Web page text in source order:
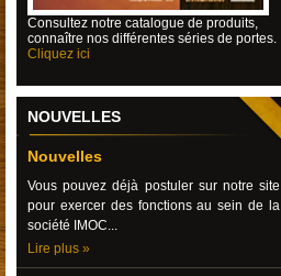
Consultez notre catalogue de produits,
connaître nos différentes séries de portes.
Cliquez ici
NOUVELLES
Nouvelles
Vous pouvez déjà postuler sur notre site
pour exercer des fonctions au sein de la
société IMOC...
Lire plus »